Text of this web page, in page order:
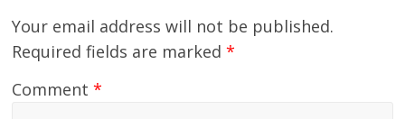
Your email address will not be published.
Required fields are marked*
Comment*